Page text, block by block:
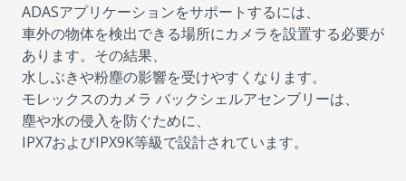
ADASアプリケーションをサポートするには、
車外の物体を検出できる場所にカメラを設置する必要が
あります。その結果、
水しぶきや粉塵の影響を受けやすくなります。
モレックスのカメラ バックシェルアセンブリーは、
塵や水の侵入を防ぐために、
IPX7およびIPX9K等級で設計されています。